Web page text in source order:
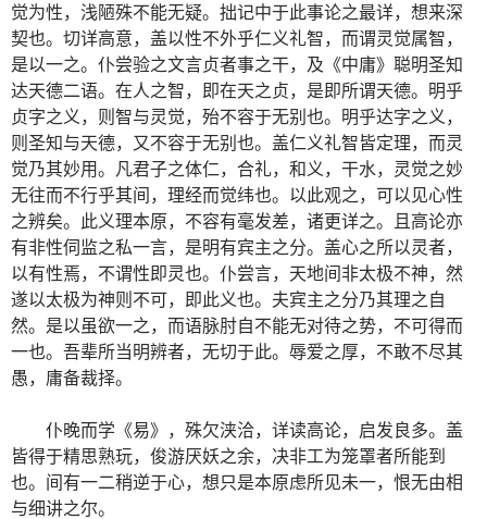
觉为性，浅陋殊不能无疑。拙记中于此事论之最详，想来深
契也。切详高意，盖以性不外乎仁义礼智，而谓灵觉属智，
是以一之。仆尝验之文言贞者事之干，及《中庸》聪明圣知
达天德二语。在人之智，即在天之贞，是即所谓天德。明乎
贞字之义，则智与灵觉，殆不容于无别也。明乎达字之义，
则圣知与天德，又不容于无别也。盖仁义礼智皆定理，而灵
觉乃其妙用。凡君子之体仁，合礼，和义，干水，灵觉之妙
无往而不行乎其间，理经而觉纬也。以此观之，可以见心性
之辨矣。此义理本原，不容有毫发差，诸更详之。且高论亦
有非性伺监之私一言，是明有宾主之分。盖心之所以灵者，
以有性焉，不谓性即灵也。仆尝言，天地间非太极不神，然
遂以太极为神则不可，即此义也。夫宾主之分乃其理之自
然。是以虽欲一之，而语脉肘自不能无对待之势，不可得而
一也。吾辈所当明辨者，无切于此。辱爱之厚，不敢不尽其
愚，庸备裁择。
仆晚而学《易》，殊欠浃洽，详读高论，启发良多。盖
皆得于精思熟玩，俊游厌妖之余，决非工为笼罩者所能到
也。间有一二稍逆于心，想只是本原虑所见未一，恨无由相
与细讲之尔。